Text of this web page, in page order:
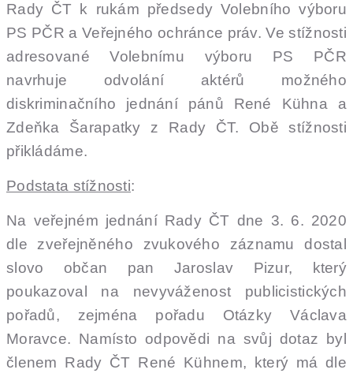
Rady ČT k rukám předsedy Volebního výboru
PS PČR a Veřejného ochránce práv. Ve stížnosti
adresované Volebnímu výboru PS PČR
navrhuje odvolání aktérů možného
diskriminačního jednání pánů René Kühna a
Zdeňka Šarapatky z Rady ČT. Obě stížnosti
přikládáme.
Podstata stížnosti:
Na veřejném jednání Rady ČT dne 3. 6. 2020
dle zveřejněného zvukového záznamu dostal
slovo občan pan Jaroslav Pizur, který
poukazoval na nevyváženost publicistických
pořadů, zejména pořadu Otázky Václava
Moravce. Namísto odpovědi na svůj dotaz byl
členem Rady ČT René Kühnem, který má dle